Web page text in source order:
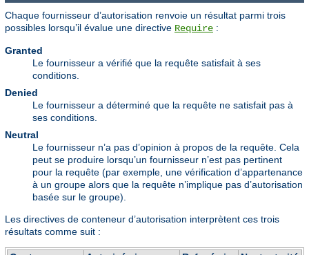
Chaque fournisseur d’autorisation renvoie un résultat parmi trois
possibles lorsqu’il évalue une directive Require :
Granted
Le fournisseur a vérifié que la requête satisfait à ses
conditions.
Denied
Le fournisseur a déterminé que la requête ne satisfait pas à
ses conditions.
Neutral
Le fournisseur n’a pas d’opinion à propos de la requête. Cela
peut se produire lorsqu’un fournisseur n’est pas pertinent
pour la requête (par exemple, une vérification d’appartenance
à un groupe alors que la requête n’implique pas d’autorisation
basée sur le groupe).
Les directives de conteneur d’autorisation interprètent ces trois
résultats comme suit :